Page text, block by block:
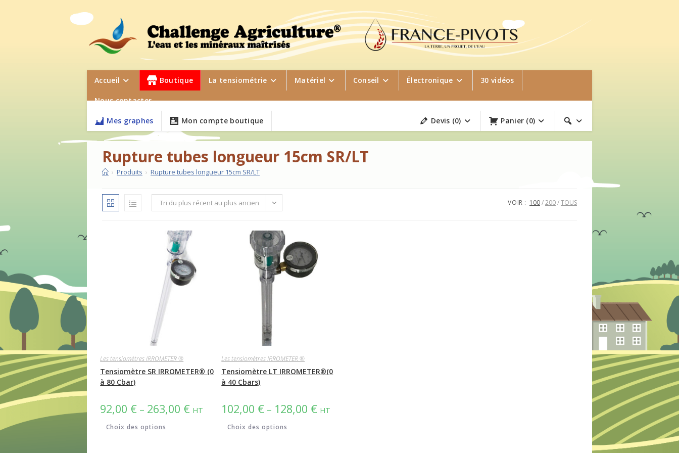
Accueil Boutique La tensiométrie Matériel Conseil Électronique 30 vidéos
Nous contacter
Mes graphes Mon compte boutique Panier (0)
Devis (0)
Rupture tubes longueur 15cm SR/LT
› Produits › Rupture tubes longueur 15cm SR/LT
Tri du plus récent au plus ancien VOIR : 100 200 TOUS
Les tensiomètres IRROMETER ®
Tensiomètre SR IRROMETER® (0
à 80 Cbar)
92,00 € – 263,00 € HT
Choix des options
Les tensiomètres IRROMETER ®
Tensiomètre LT IRROMETER®(0
à 40 Cbars)
102,00 € – 128,00 € HT
Choix des options